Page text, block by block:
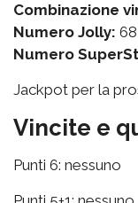
Combinazione
Numero Jolly: 68
Numero
Jackpot per la
Vincite e
Punti 6: nessuno